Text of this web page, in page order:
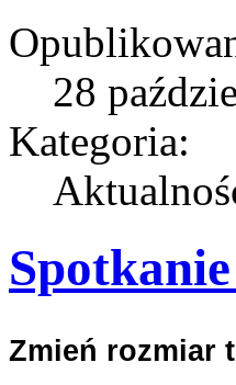
28
Kategoria:
Zmień rozmiar